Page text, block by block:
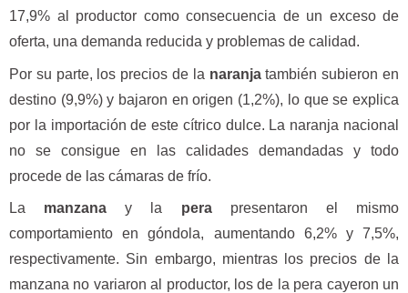
17,9% al productor como consecuencia de un exceso de
oferta, una demanda reducida y problemas de calidad.
Por su parte, los precios de la naranjatambién subieron en
destino (9,9%) y bajaron en origen (1,2%), lo que se explica
por la importación de este cítrico dulce. La naranja nacional
no se consigue en las calidades demandadas y todo
procede de las cámaras de frío.
La manzanay la pera presentaron el mismo
comportamiento en góndola, aumentando 6,2% y 7,5%,
respectivamente. Sin embargo, mientras los precios de la
manzana no variaron al productor, los de la pera cayeron un